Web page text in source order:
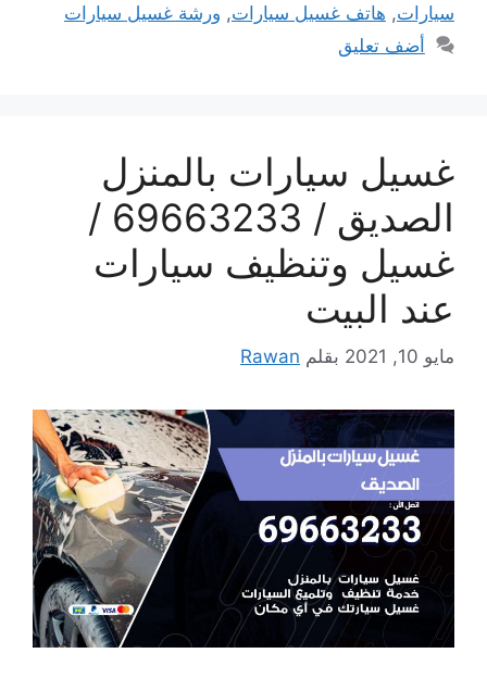
سيارات, هاتف غسيل سيارات, ورشة غسيل سيارات
أضف تعليق
غسيل سيارات بالمنزل
الصديق / 69663233 /
غسيل وتنظيف سيارات
عند البيت
مايو 10, 2021 بقلم Rawan